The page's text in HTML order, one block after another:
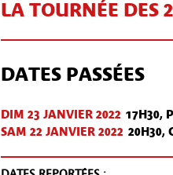
LA TOURNÉE DES
DATES PASSÉES
DIM 23 JAN VIER 2022 17H30,
SAM 22 JAN VIER 2022 20H30,